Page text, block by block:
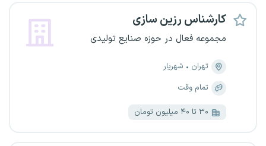
کارشناس رزین سازی
مجموعه فعال در حوزه صنایع تولیدی
تهران
شهریار
تمام وقت
۳۰ تا ۴۰ میلیون تومان